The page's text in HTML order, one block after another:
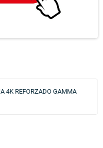
4K REFORZADO GAMMA